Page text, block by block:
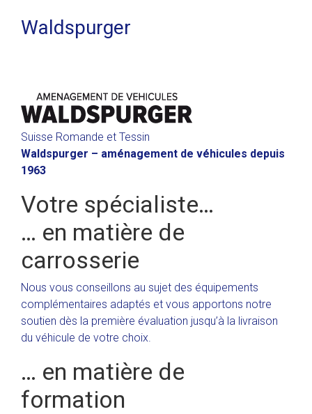
Waldspurger
Suisse Romande et Tessin
Waldspurger – aménagement de véhicules depuis
1963
Votre spécialiste…
… en matière de
carrosserie
Nous vous conseillons au sujet des équipements
complémentaires adaptés et vous apportons notre
soutien dès la première évaluation jusqu’à la livraison
du véhicule de votre choix.
… en matière de
formation